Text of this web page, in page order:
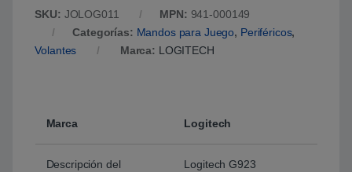
SKU: JOLOG011 MPN: 941-000149
Categorías: Mandos para Juego, Periféricos,
Volantes
Marca: LOGITECH
Marca Logitech
Descripción del
Logitech G923